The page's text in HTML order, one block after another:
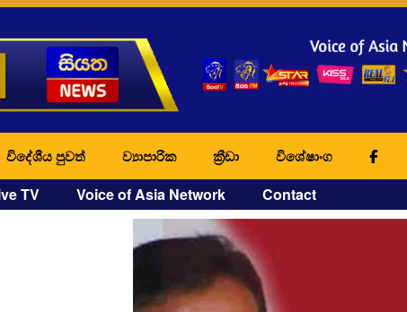
විදේශීය පුවත් ව්‍යාපාරික ක්‍රීඩා විශේෂාංග
TV Voice of Asia Network Contact